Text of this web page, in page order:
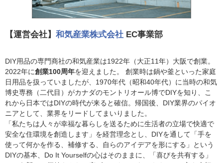
【運営会社】 和気産業株式会社 EC事業部
DIY用品の専門商社の和気産業は1922年（大正11年）大阪で創業。
2022年に創業100周年を迎えました。 創業時は鍋や釜といった家庭
日用品を扱っていましたが、1970年代（昭和40年代）に当時の和気
博史専務（二代目）がカナダのモントリオール博でDIYを知り、こ
れから日本ではDIYの時代が来ると確信。帰国後、DIY業界のパイオ
ニアとして、業界をリードしてまいりました。
「私たちは人々が幸福な暮らしを送るために生活者の立場で快適で
安全な住環境を創造します」を経営理念とし、DIYを通して「手を
使って何かを作る、補修する、自らのアイデアを形にする」という
DIYの基本、Do It Yourselfの心はそのままに、「喜びを共有する」